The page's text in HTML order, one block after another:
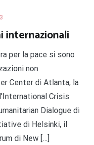
internazionali
per la pace si sono
non
Center di Atlanta, la
Crisis
Dialogue di
di Helsinki, il
di New […]